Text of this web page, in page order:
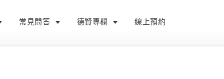
常見問答 德賢專欄 線上預約